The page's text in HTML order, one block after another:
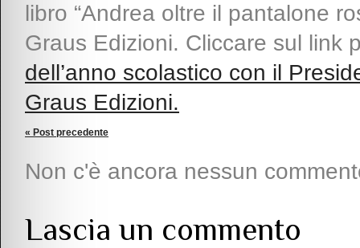
libro “Andrea oltre il pantalone
Graus Edizioni. Cliccare sul link
dell’anno scolastico con il
Graus Edizioni.
« Post precedente
Non c'è ancora nessun
Lascia un commento